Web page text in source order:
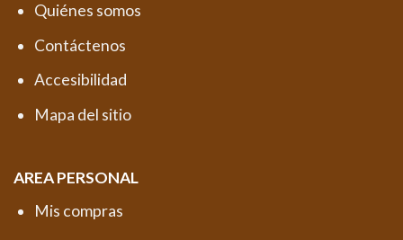
Quiénes somos
Contáctenos
Accesibilidad
Mapa del sitio
AREA PERSONAL
Mis compras